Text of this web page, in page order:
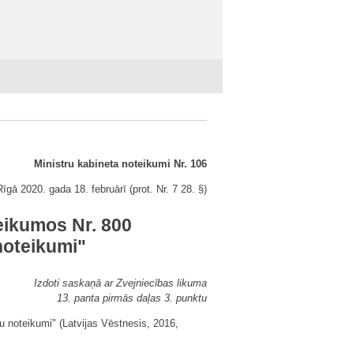
Ministru kabineta noteikumi Nr. 106
2020. gada 18. februārī (prot. Nr. 7 28. §)
Nr. 800
Izdoti saskaņā ar Zvejniecības likuma
13. panta pirmās daļas 3. punktu
noteikumi" (Latvijas Vēstnesis, 2016,